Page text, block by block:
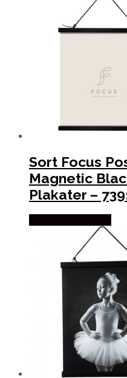
Sort Focus
Magnetic
Plakater –